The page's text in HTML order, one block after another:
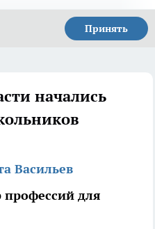
Принять
начались
Васильев
для